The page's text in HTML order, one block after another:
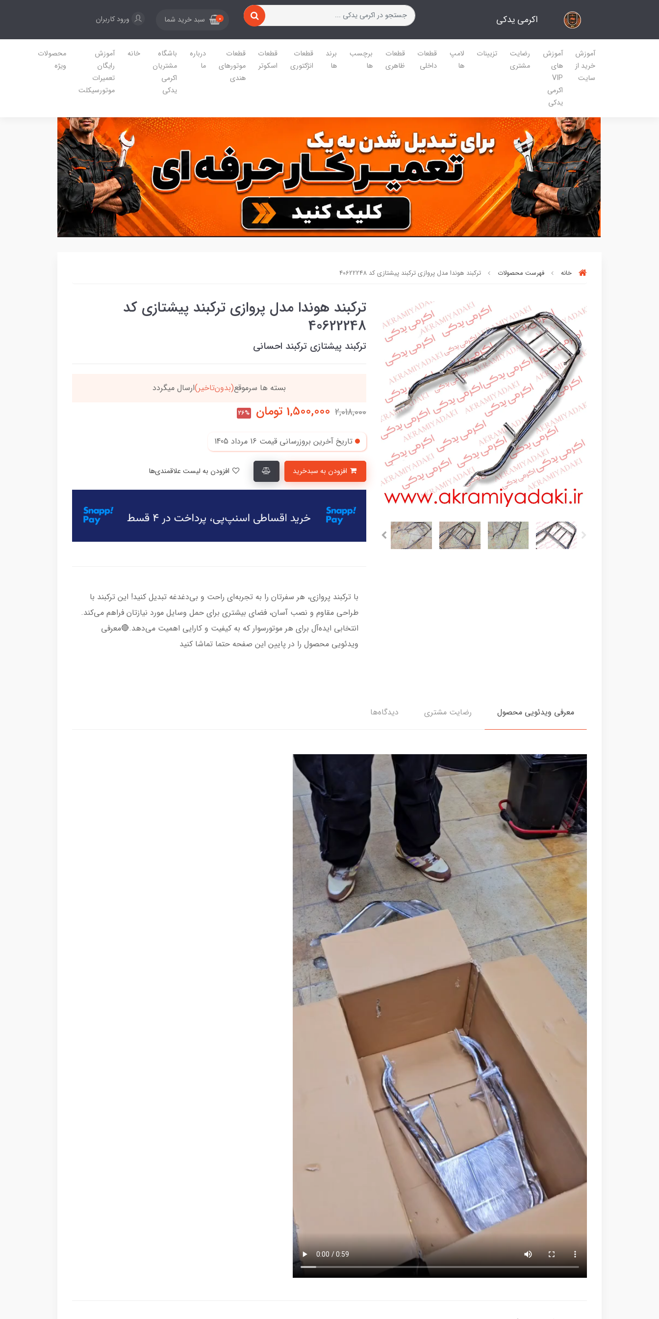
اکرمی یدکی 0 سبد خرید شما ورود کاربران
آموزش
خرید از
سایت
آموزش
های
VIP
اکرمی
یدکی
رضایت
مشتری
تزیینات
لامپ
ها
قطعات
داخلی
قطعات
ظاهری
برچسب
ها
برند
ها
قطعات
انژکتوری
قطعات
اسکوتر
قطعات
موتورهای
هندی
درباره
ما
باشگاه
مشتریان
اکرمی
یدکی
خانه
آموزش
رایگان
تعمیرات
موتورسیکلت
محصولات
ویژه
خانه فهرست محصولات ترکبند هوندا مدل پروازی ترکبند پیشتازی کد 40622248
ترکبند هوندا مدل پروازی ترکبند پیشتازی کد
40622248
ترکبند پیشتازی ترکبند احسانی
بسته ها سرموقع(بدون‌تاخیر)ارسال میگردد خریدتو به5میلیون برسون،ارسالت‌رایگانه
2,018,000
1,500,000 تومان 26%
تاریخ آخرین بروزرسانی قیمت 16 مرداد 1405
با ترکبند پروازی، هر سفرتان را به تجربه‌ای راحت و بی‌دغدغه تبدیل کنید! این ترکبند با
طراحی مقاوم و نصب آسان، فضای بیشتری برای حمل وسایل مورد نیازتان فراهم می‌کند.
انتخابی ایده‌آل برای هر موتورسوار که به کیفیت و کارایی اهمیت می‌دهد.🔴معرفی
ویدئویی محصول را در پایین این صفحه حتما تماشا کنید
معرفی ویدئویی محصول رضایت مشتری دیدگاه‌ها